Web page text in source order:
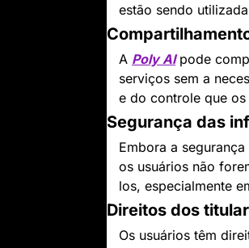
estão sendo
A Poly AI pode
serviços sem a
e do controle que
Segurança das
Embora a
os usuários não
los, especialmente
Direitos dos
Os usuários têm